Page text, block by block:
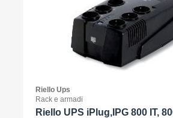
Riello Ups
Rack e armadi
Riello UPS iPlug,IPG 800 IT,